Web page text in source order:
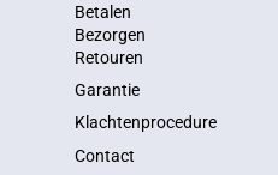
Betalen
Bezorgen
Retouren
Garantie
Klachtenprocedure
Contact